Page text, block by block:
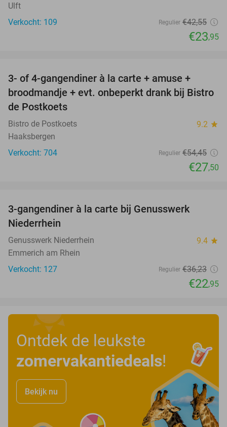
Ulft
Verkocht: 109
Regulier €42,55
€23,95
3- of 4-gangendiner à la carte + amuse +
broodmandje + evt. onbeperkt drank bij Bistro
de Postkoets
Bistro de Postkoets 9.2 star
Haaksbergen
Verkocht: 704
Regulier €54,45
€27,50
3-gangendiner à la carte bij Genusswerk
Niederrhein
Genusswerk Niederrhein 9.4 star
Emmerich am Rhein
Verkocht: 127
Regulier €36,23
€22,95
Ontdek de leukste
zomervakantiedeals!
Bekijk nu